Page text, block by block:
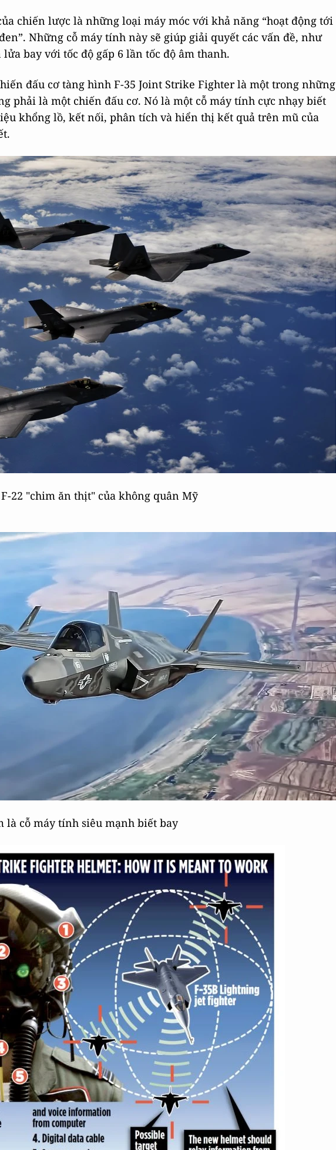
chiến lược là những loại máy móc với khả năng “hoạt động tới
Những cỗ máy tính này sẽ giúp giải quyết các vấn đề, như
bay với tốc độ gấp 6 lần tốc độ âm thanh.
đấu cơ tàng hình F-35 Joint Strike Fighter là một trong những
phải là một chiến đấu cơ. Nó là một cỗ máy tính cực nhạy biết
khổng lồ, kết nối, phân tích và hiển thị kết quả trên mũ của
22 "chim ăn thịt" của không quân Mỹ
là cỗ máy tính siêu mạnh biết bay